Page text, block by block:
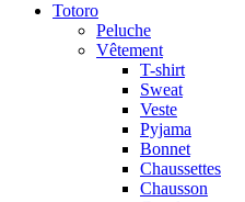
Totoro
Peluche
Vêtement
T-shirt
Sweat
Veste
Pyjama
Bonnet
Chaussettes
Chausson